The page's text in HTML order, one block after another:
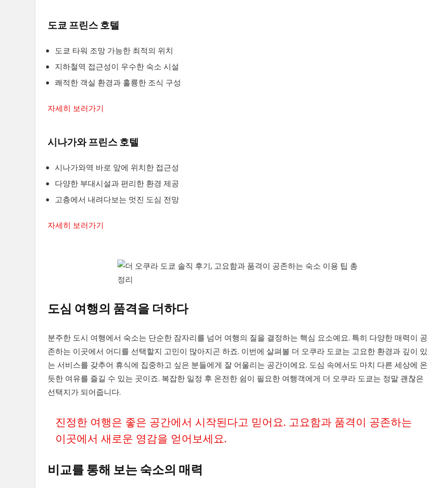
도쿄 프린스 호텔
도쿄 타워 조망 가능한 최적의 위치
지하철역 접근성이 우수한 숙소 시설
쾌적한 객실 환경과 훌륭한 조식 구성
자세히 보러가기
시나가와 프린스 호텔
시나가와역 바로 앞에 위치한 접근성
다양한 부대시설과 편리한 환경 제공
고층에서 내려다보는 멋진 도심 전망
자세히 보러가기
도심 여행의 품격을 더하다
분주한 도시 여행에서 숙소는 단순한 잠자리를 넘어 여행의 질을 결정하는 핵심 요소예요. 특히 다양한 매력이 공
존하는 이곳에서 어디를 선택할지 고민이 많아지곤 하죠. 이번에 살펴볼 더 오쿠라 도쿄는 고요한 환경과 깊이 있
는 서비스를 갖추어 휴식에 집중하고 싶은 분들에게 잘 어울리는 공간이에요. 도심 속에서도 마치 다른 세상에 온
듯한 여유를 즐길 수 있는 곳이죠. 복잡한 일정 후 온전한 쉼이 필요한 여행객에게 더 오쿠라 도쿄는 정말 괜찮은
선택지가 되어줍니다.
진정한 여행은 좋은 공간에서 시작된다고 믿어요. 고요함과 품격이 공존하는
이곳에서 새로운 영감을 얻어보세요.
비교를 통해 보는 숙소의 매력